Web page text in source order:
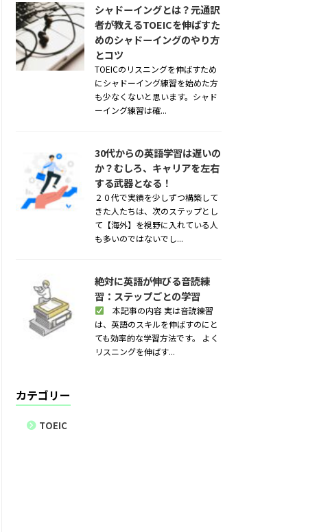
シャドーイングとは？元通訳
者が教えるTOEICを伸ばすた
めのシャドーイングのやり方
とコツ
TOEICのリスニングを伸ばすため
にシャドーイング練習を始めた方
も少なくないと思います。シャド
ーイング練習は確...
30代からの英語学習は遅いの
か？むしろ、キャリアを左右
する武器となる！
２０代で実績を少しずつ構築して
きた人たちは、次のステップとし
て【海外】を視野に入れている人
も多いのではないでし...
絶対に英語が伸びる音読練
習：ステップごとの学習
本記事の内容 実は音読練習
は、英語のスキルを伸ばすのにと
ても効率的な学習方法です。 よく
リスニングを伸ばす...
カテゴリー
TOEIC